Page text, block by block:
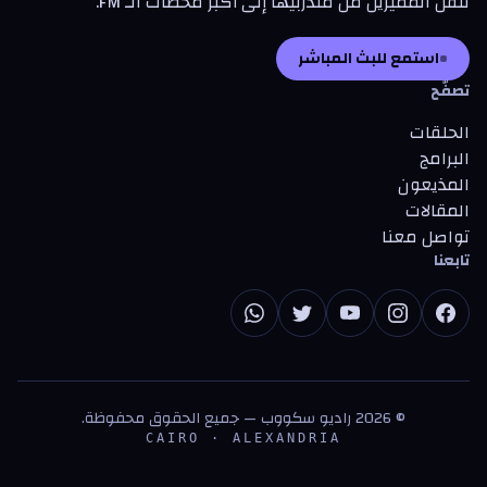
استمع للبث المباشر
تصفّح
الحلقات
البرامج
المذيعون
المقالات
تواصل معنا
تابعنا
©
2026راديو سكووب — جميع الحقوق محفوظة.
CAIRO · ALEXANDRIA